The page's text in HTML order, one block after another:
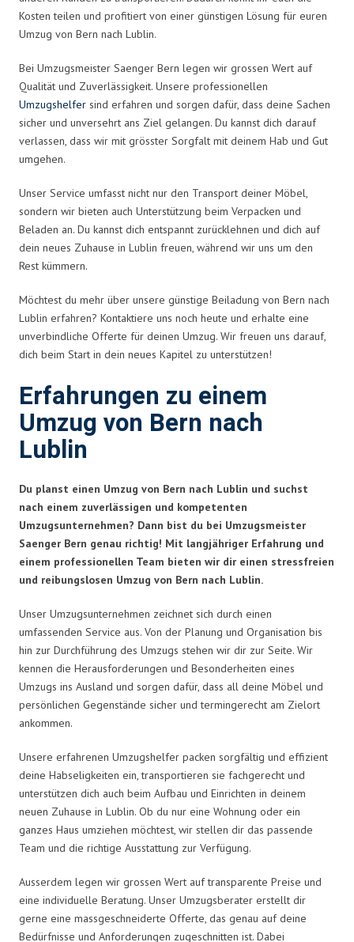
Kosten teilen und profitiert von einer günstigen Lösung für euren
Umzug von Bern nach Lublin.
Bei Umzugsmeister Saenger Bern legen wir grossen Wert auf
Qualität und Zuverlässigkeit. Unsere professionellen
Umzugshelfer sind erfahren und sorgen dafür, dass deine Sachen
sicher und unversehrt ans Ziel gelangen. Du kannst dich darauf
verlassen, dass wir mit grösster Sorgfalt mit deinem Hab und Gut
umgehen.
Unser Service umfasst nicht nur den Transport deiner Möbel,
sondern wir bieten auch Unterstützung beim Verpacken und
Beladen an. Du kannst dich entspannt zurücklehnen und dich auf
dein neues Zuhause in Lublin freuen, während wir uns um den
Rest kümmern.
Möchtest du mehr über unsere günstige Beiladung von Bern nach
Lublin erfahren? Kontaktiere uns noch heute und erhalte eine
unverbindliche Offerte für deinen Umzug. Wir freuen uns darauf,
dich beim Start in dein neues Kapitel zu unterstützen!
Erfahrungen zu einem
Umzug von Bern nach
Lublin
Du planst einen Umzug von Bern nach Lublin und suchst
nach einem zuverlässigen und kompetenten
Umzugsunternehmen? Dann bist du bei Umzugsmeister
Saenger Bern genau richtig! Mit langjähriger Erfahrung und
einem professionellen Team bieten wir dir einen stressfreien
und reibungslosen Umzug von Bern nach Lublin.
Unser Umzugsunternehmen zeichnet sich durch einen
umfassenden Service aus. Von der Planung und Organisation bis
hin zur Durchführung des Umzugs stehen wir dir zur Seite. Wir
kennen die Herausforderungen und Besonderheiten eines
Umzugs ins Ausland und sorgen dafür, dass all deine Möbel und
persönlichen Gegenstände sicher und termingerecht am Zielort
ankommen.
Unsere erfahrenen Umzugshelfer packen sorgfältig und effizient
deine Habseligkeiten ein, transportieren sie fachgerecht und
unterstützen dich auch beim Aufbau und Einrichten in deinem
neuen Zuhause in Lublin. Ob du nur eine Wohnung oder ein
ganzes Haus umziehen möchtest, wir stellen dir das passende
Team und die richtige Ausstattung zur Verfügung.
Ausserdem legen wir grossen Wert auf transparente Preise und
eine individuelle Beratung. Unser Umzugsberater erstellt dir
gerne eine massgeschneiderte Offerte, das genau auf deine
Bedürfnisse und Anforderungen zugeschnitten ist. Dabei